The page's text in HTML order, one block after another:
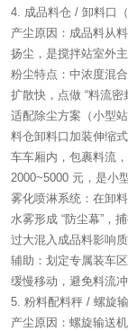
4. 成品料仓 / 卸料口（
产尘原因：成品料从
扬尘，是搅拌站室外主
粉尘特点：中浓度混
扩散快，点做 “料流密
适配除尘方案（小型
料仓卸料口加装伸缩
车车厢内，包裹料流
2000~5000 元，是小
雾化喷淋系统：在卸
水雾形成 “防尘幕”，
过大混入成品料影响质
辅助：划定专属装车
缓慢移动，避免料流冲
5. 粉料配料秤 / 螺旋
产尘原因：螺旋输送